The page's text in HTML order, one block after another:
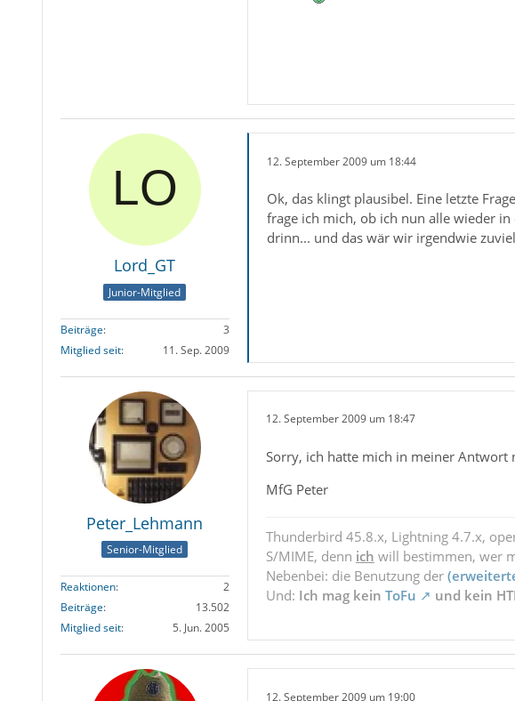
Lord_GT
Junior-Mitglied
Beiträge
3
Mitglied seit
11. Sep. 2009
12. September 2009 um 18:44
Ok, das klingt plausibel. Eine letzte
frage ich mich, ob ich nun alle wieder
drinn... und das wär wir irgendwie
Peter_Lehmann
Senior-Mitglied
Reaktionen
2
Beiträge
13.502
Mitglied seit
5. Jun. 2005
12. September 2009 um 18:47
Sorry, ich hatte mich in meiner Antwort
MfG Peter
Thunderbird 45.8.x, Lightning 4.7.x,
S/MIME, denn ich will bestimmen, wer
Nebenbei: die Benutzung der
Und: Ich mag kein ToFu und kein
12. September 2009 um 19:00